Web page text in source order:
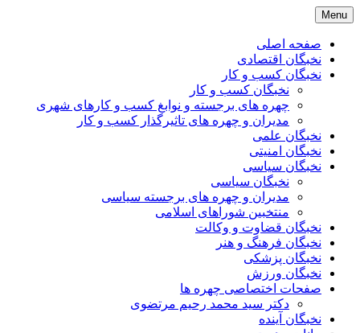
Skip
to
content
Menu
صفحه اصلی
نخبگان اقتصادی
نخبگان کسب و کار
نخبگان کسب و کار
چهره های برجسته و نوابغ کسب و کارهای شهری
مدیران و چهره های تاثیرگذار کسب و کار
نخبگان علمی
نخبگان امنیتی
نخبگان سیاسی
نخبگان سیاسی
مدیران و چهره های برجسته سیاسی
منتخبین شوراهای اسلامی
نخبگان قضاوت و وکالت
نخبگان فرهنگ و هنر
نخبگان پزشکی
نخبگان ورزش
صفحات اختصاصی چهره ها
دکتر سید محمد رحیم مرتضوی
نخبگان آینده